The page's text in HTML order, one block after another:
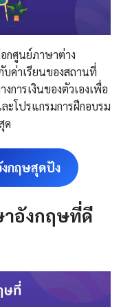
กศูนย์ภาษาต่าง
บค่าเรียนของสถานที่
ารเงินของตัวเองเพื่อ
ะโปรแกรมการฝึกอบรม
ด
กฤษสุดปัง
าอังกฤษที่ดี